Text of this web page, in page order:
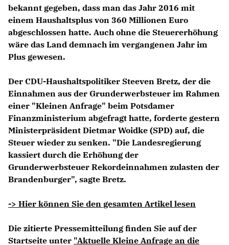
bekannt gegeben, dass man das Jahr 2016 mit
einem Haushaltsplus von 360 Millionen Euro
abgeschlossen hatte. Auch ohne die Steuererhöhung
wäre das Land demnach im vergangenen Jahr im
Plus gewesen.
Der CDU-Haushaltspolitiker Steeven Bretz, der die
Einnahmen aus der Grunderwerbsteuer im Rahmen
einer "Kleinen Anfrage" beim Potsdamer
Finanzministerium abgefragt hatte, forderte gestern
Ministerpräsident Dietmar Woidke (SPD) auf, die
Steuer wieder zu senken. "Die Landesregierung
kassiert durch die Erhöhung der
Grunderwerbsteuer Rekordeinnahmen zulasten der
Brandenburger", sagte Bretz.
-> Hier können Sie den gesamten Artikel lesen
Die zitierte Pressemitteilung finden Sie auf der
Startseite unter "Aktuelle Kleine Anfrage an die